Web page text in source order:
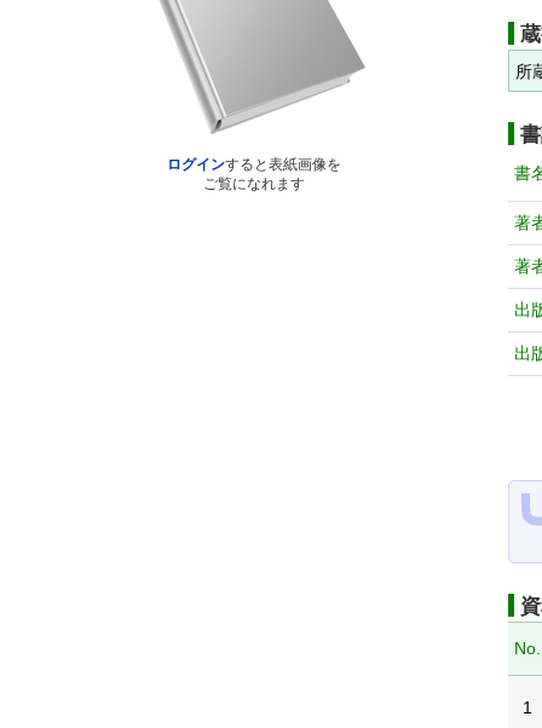
ログインすると表紙画像を
ご覧になれます
所
書
著
著
出
出
No.
1